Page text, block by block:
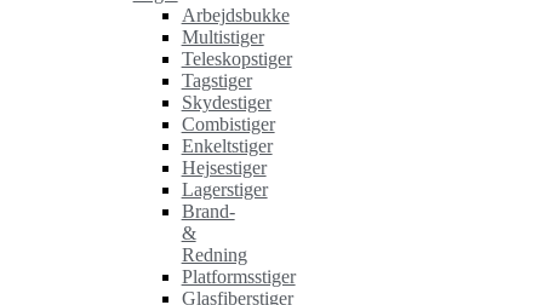
Arbejdsbukke
Multistiger
Teleskopstiger
Tagstiger
Skydestiger
Combistiger
Enkeltstiger
Hejsestiger
Lagerstiger
Brand-
&
Redning
Platformsstiger
Glasfiberstiger